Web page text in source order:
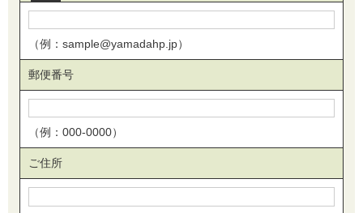
（例：sample@yamadahp.jp）
郵便番号
（例：000-0000）
ご住所